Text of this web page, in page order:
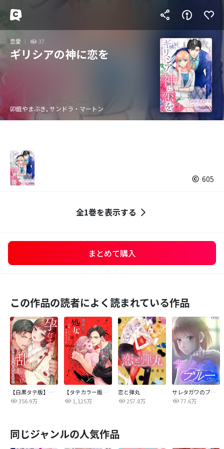
恋愛 37
ギリシアの神に恋を
卯庭やまぶき, サンドラ・マートン
605
全1巻を表示する
まとめて購入
この作品の読者によく読まれている作品
【白黒タテ版】孕むまで乱れいけ～身代わり花嫁と軍服の猛愛
356.9万
【タテカラー版】漣蒼士に処女を捧ぐ～さあ、じっくり愛でましょうか
1,125万
恋と弾丸
257.8万
サレタガワのブルー【タテヨミ】
77.6万
同じジャンルの人気作品